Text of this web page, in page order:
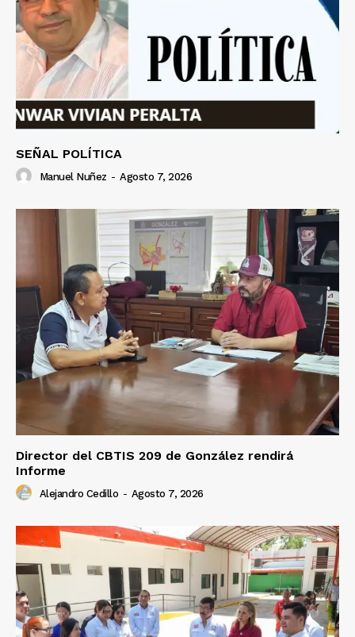
SEÑAL POLÍTICA
Manuel Nuñez - Agosto 7, 2026
Director del CBTIS 209 de González rendirá
Informe
Alejandro Cedillo - Agosto 7, 2026